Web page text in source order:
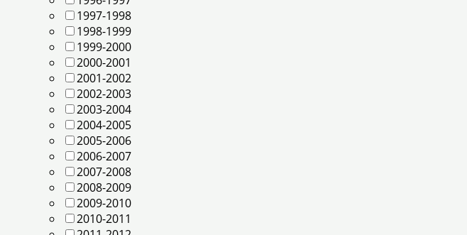
1997-1998
1998-1999
1999-2000
2000-2001
2001-2002
2002-2003
2003-2004
2004-2005
2005-2006
2006-2007
2007-2008
2008-2009
2009-2010
2010-2011